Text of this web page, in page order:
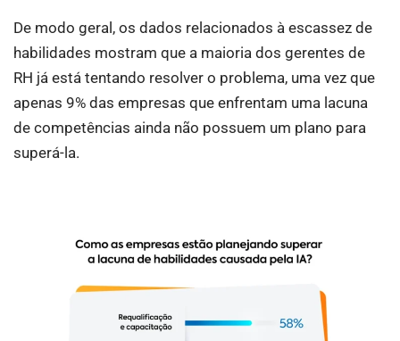
De modo geral, os dados relacionados à escassez de
habilidades mostram que a maioria dos gerentes de
RH já está tentando resolver o problema, uma vez que
apenas 9% das empresas que enfrentam uma lacuna
de competências ainda não possuem um plano para
superá-la.